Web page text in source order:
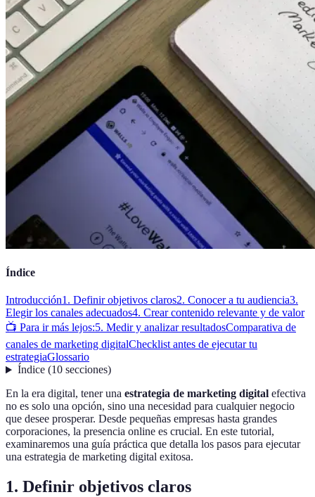
Índice
Introducción1. Definir objetivos claros2. Conocer a tu audiencia3.
Elegir los canales adecuados4. Crear contenido relevante y de valor
📺 Para ir más lejos:5. Medir y analizar resultadosComparativa de
canales de marketing digitalChecklist antes de ejecutar tu
estrategiaGlossario
Índice(10 secciones)
En la era digital, tener una estrategia de marketing digital efectiva
no es solo una opción, sino una necesidad para cualquier negocio
que desee prosperar. Desde pequeñas empresas hasta grandes
corporaciones, la presencia online es crucial. En este tutorial,
examinaremos una guía práctica que detalla los pasos para ejecutar
una estrategia de marketing digital exitosa.
1. Definir objetivos claros